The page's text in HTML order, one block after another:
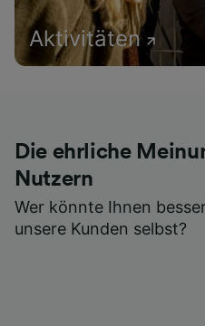
Aktivitäten
Die ehrliche
Nutzern
Wer könnte Ihnen
unsere Kunden selbst?